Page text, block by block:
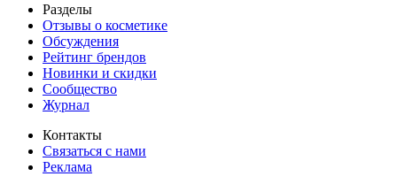
Разделы
Отзывы о косметике
Обсуждения
Рейтинг брендов
Новинки и скидки
Сообщество
Журнал
Контакты
Связаться с нами
Реклама